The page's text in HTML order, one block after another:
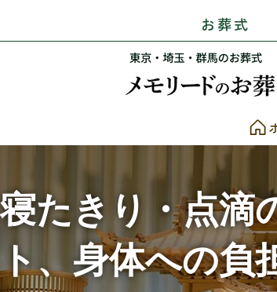
お葬式
寝たきり・点滴
ト、身体への負